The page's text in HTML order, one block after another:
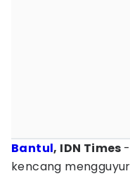
Bantul, IDN Times
kencang